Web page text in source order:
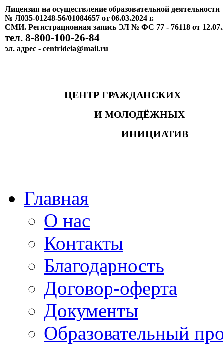
Лицензия на осуществление образовательной деятельности
№ Л035-01248-56/01084657 от 06.03.2024 г.
СМИ. Регистрационная запись ЭЛ № ФС 77 - 76118 от
тел. 8-800-100-26-84
эл. адрес - centrideia@mail.ru
ЦЕНТР ГРАЖДАНСКИХ
И МОЛОДЁЖНЫХ
ИНИЦИАТИВ
Главная
О нас
Контакты
Благодарность
Договор-оферта
Документы
Образовательный